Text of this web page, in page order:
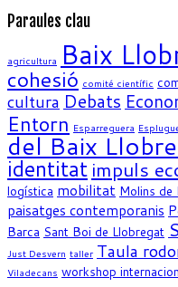
Paraules clau
agricultura Baix
cohesió comité científic
cultura Debats
Entorn Esparreguera
del Baix
identitat impuls
logística mobilitat Molins de
paisatges contemporanis
Barca Sant Boi de Llobregat
Just Desvern taller Taula
Viladecans workshop